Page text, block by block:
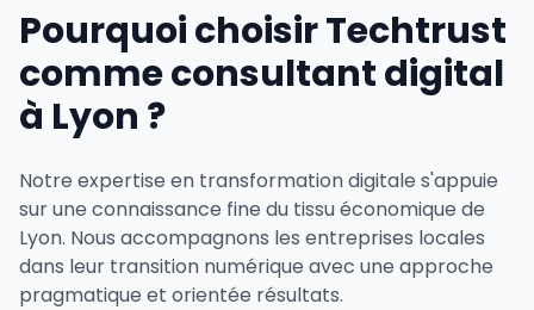
Pourquoi choisir Techtrust
comme consultant digital
à Lyon ?
Notre expertise en transformation digitale s'appuie
sur une connaissance fine du tissu économique de
Lyon. Nous accompagnons les entreprises locales
dans leur transition numérique avec une approche
pragmatique et orientée résultats.